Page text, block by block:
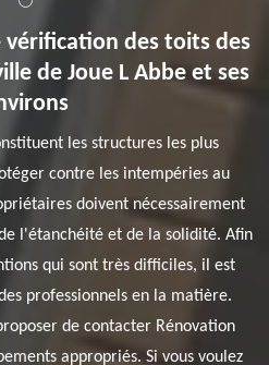
vérification des toits des
de Joue L Abbe et ses
les structures les plus
contre les intempéries au
doivent nécessairement
l'étanchéité et de la solidité. Afin
qui sont très difficiles, il est
professionnels en la matière.
de contacter Rénovation
appropriés. Si vous voulez